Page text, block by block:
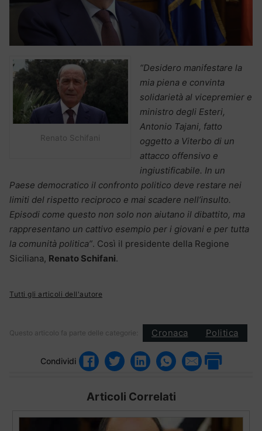
Renato Schifani
“Desidero manifestare la
mia piena e convinta
solidarietà al vicepremier e
ministro degli Esteri,
Antonio Tajani, fatto
oggetto a Viterbo di un
attacco offensivo e
ingiustificabile. In un
Paese democratico il confronto politico deve restare nei
limiti del rispetto reciproco e mai scadere nell’insulto.
Episodi come questo non solo non aiutano il dibattito, ma
rappresentano un cattivo esempio per i giovani e per tutta
la comunità politica”. Così il presidente della Regione
Siciliana, Renato Schifani.
Tutti gli articoli dell'autore
Questo articolo fa parte delle categorie: Cronaca Politica
Condividi
Articoli Correlati